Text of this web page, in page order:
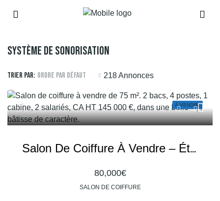
Système De Sonorisation
218 Annonces
Trier par: Ordre par défaut
À VENDRE
Salon De Coiffure À Vendre – Établissement Récent Dans Une Bâtisse De Caractère
80,000€
SALON DE COIFFURE